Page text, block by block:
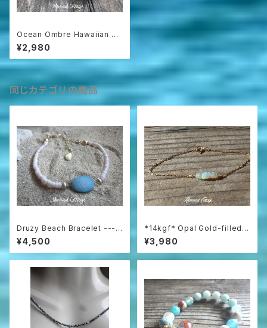
Ocean Ombre Hawaiian Ar
oma Bracelet アロマディフュ
ーザーブレスレット
¥2,980
同じカテゴリの商品
Druzy Beach Bracelet ---b
lue druzy & shell
¥4,500
*14kgf* Opal Gold-filled B
racelet
¥3,980